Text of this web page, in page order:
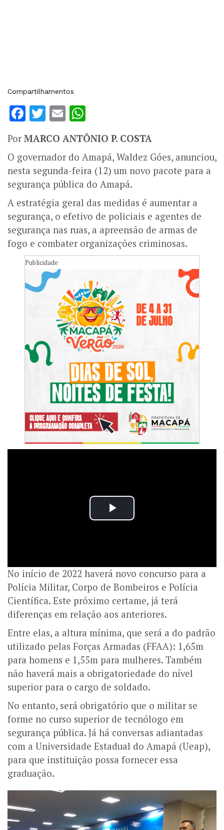
Compartilhamentos
Facebook
Twitter
Email
PorMARCO ANTÔNIO P. COSTA
O governador do Amapá, Waldez Góes, anunciou,
nesta segunda-feira (12) um novo pacote para a
segurança pública do Amapá.
A estratégia geral das medidas é aumentar a
segurança, o efetivo de policiais e agentes de
segurança nas ruas, a apreensão de armas de
fogo e combater organizações criminosas.
Publicidade
No início de 2022 haverá novo concurso para a
Polícia Militar, Corpo de Bombeiros e Polícia
Científica. Este próximo certame, já terá
diferenças em relação aos anteriores.
Entre elas, a altura mínima, que será a do padrão
utilizado pelas Forças Armadas (FFAA): 1,65m
para homens e 1,55m para mulheres. Também
não haverá mais a obrigatoriedade do nível
superior para o cargo de soldado.
No entanto, será obrigatório que o militar se
forme no curso superior de tecnólogo em
segurança pública. Já há conversas adiantadas
com a Universidade Estadual do Amapá (Ueap),
para que instituição possa fornecer essa
graduação.